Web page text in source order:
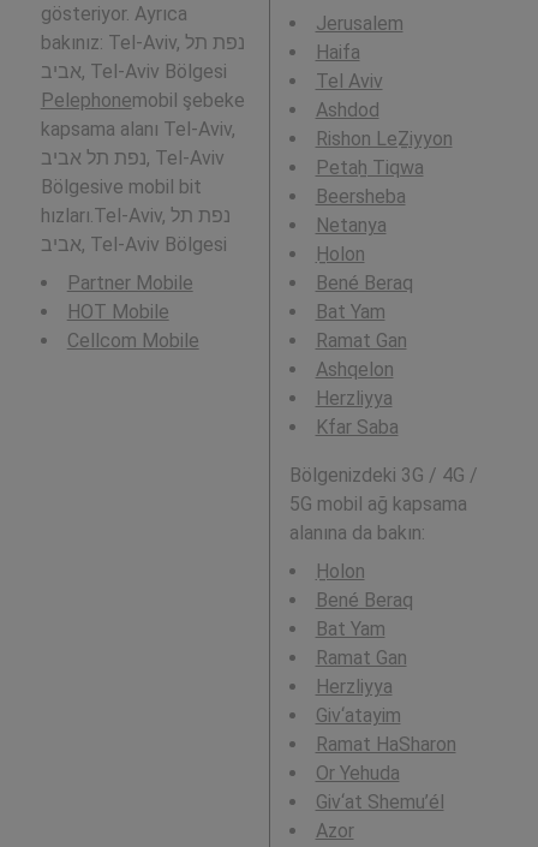
gösteriyor. Ayrıca
bakınız: Tel-Aviv, נפת תל
אביב, Tel-Aviv Bölgesi
Pelephonemobil şebeke
kapsama alanı Tel-Aviv,
נפת תל אביב, Tel-Aviv
Bölgesive mobil bit
hızları.Tel-Aviv, נפת תל
אביב, Tel-Aviv Bölgesi
Partner Mobile
HOT Mobile
Cellcom Mobile
Jerusalem
Haifa
Tel Aviv
Ashdod
Rishon LeẔiyyon
Petaẖ Tiqwa
Beersheba
Netanya
H̱olon
Bené Beraq
Bat Yam
Ramat Gan
Ashqelon
Herzliyya
Kfar Saba
Bölgenizdeki 3G / 4G /
5G mobil ağ kapsama
alanına da bakın:
H̱olon
Bené Beraq
Bat Yam
Ramat Gan
Herzliyya
Giv‘atayim
Ramat HaSharon
Or Yehuda
Giv‘at Shemu’él
Azor